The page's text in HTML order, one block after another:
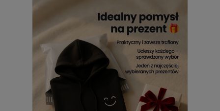
techniczny klimat. To detal, który dobrze wygląda w
codziennym zestawie i w bardziej roboczym otoczeniu.
Jednocześnie bawełna oraz gramatura 280 g/m² wspierają
wygodę noszenia i dają solidne odczucie w trakcie dnia. Ta
bluza została opisana jako model o trwałym wykonaniu,
więc dobrze odnajduje się w regularnym użytkowaniu,
zarówno w warsztacie, jak i w codziennym noszeniu bez
zbędnych kompromisów.
Bawełna
Komfort noszenia na co dzień